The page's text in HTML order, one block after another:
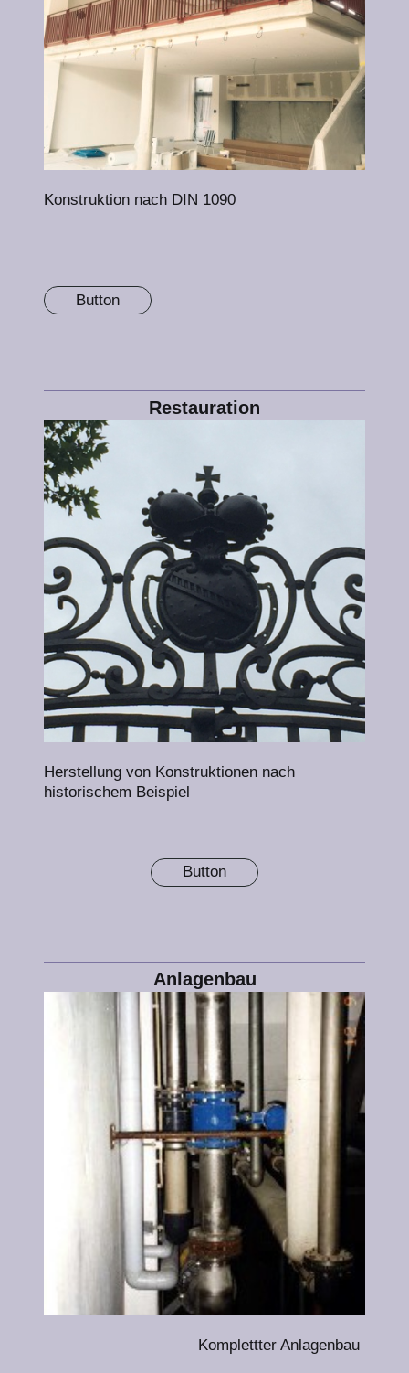
Konstruktion nach DIN 1090
Button
Restauration
Herstellung von Konstruktionen nach
historischem Beispiel
Button
Anlagenbau
Komplettter Anlagenbau